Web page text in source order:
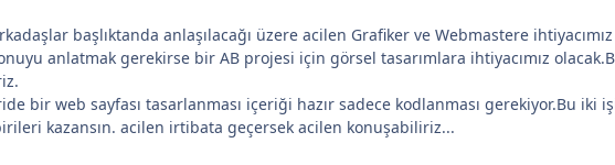
başlıktanda anlaşılacağı üzere acilen Grafiker ve Webmastere
anlatmak gerekirse bir AB projesi için görsel tasarımlara ihtiyacımız
bir web sayfası tasarlanması içeriği hazır sadece kodlanması gerekiyor.Bu
kazansın. acilen irtibata geçersek acilen konuşabiliriz...